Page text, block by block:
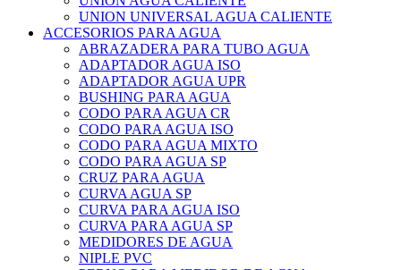
UNION UNIVERSAL AGUA CALIENTE
ACCESORIOS PARA AGUA
ABRAZADERA PARA TUBO AGUA
ADAPTADOR AGUA ISO
ADAPTADOR AGUA UPR
BUSHING PARA AGUA
CODO PARA AGUA CR
CODO PARA AGUA ISO
CODO PARA AGUA MIXTO
CODO PARA AGUA SP
CRUZ PARA AGUA
CURVA AGUA SP
CURVA PARA AGUA ISO
CURVA PARA AGUA SP
MEDIDORES DE AGUA
NIPLE PVC